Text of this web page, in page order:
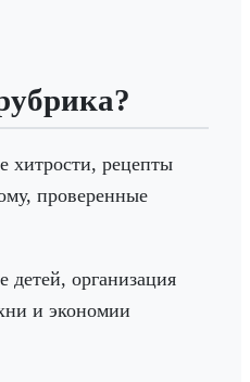
хитрости, рецепты
проверенные
организация
и экономии